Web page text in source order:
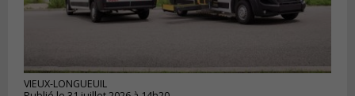
VIEUX-LONGUEUIL